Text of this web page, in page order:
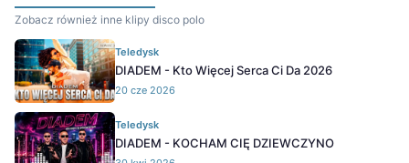
Zobacz również inne klipy disco polo
Teledysk
DIADEM - Kto Więcej Serca Ci Da 2026
20 cze 2026
Teledysk
DIADEM - KOCHAM CIĘ DZIEWCZYNO